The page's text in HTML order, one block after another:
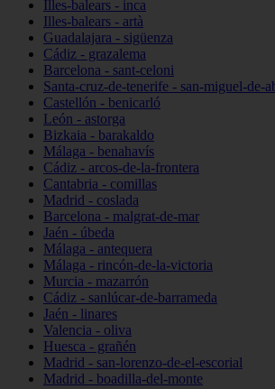
Illes-balears - inca
Illes-balears - artà
Guadalajara - sigüenza
Cádiz - grazalema
Barcelona - sant-celoni
Santa-cruz-de-tenerife - san-miguel-de-
Castellón - benicarló
León - astorga
Bizkaia - barakaldo
Málaga - benahavís
Cádiz - arcos-de-la-frontera
Cantabria - comillas
Madrid - coslada
Barcelona - malgrat-de-mar
Jaén - úbeda
Málaga - antequera
Málaga - rincón-de-la-victoria
Murcia - mazarrón
Cádiz - sanlúcar-de-barrameda
Jaén - linares
Valencia - oliva
Huesca - grañén
Madrid - san-lorenzo-de-el-escorial
Madrid - boadilla-del-monte